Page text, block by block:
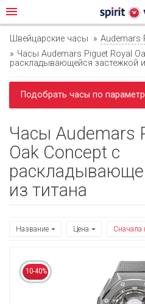
menu
Швейцарские часы Audemars
Часы Audemars Piguet Royal
раскладывающейся застежкой
Подобрать часы по
Часы Audemars
Oak Concept с
из титана
Название Цена Сначала
10-40%